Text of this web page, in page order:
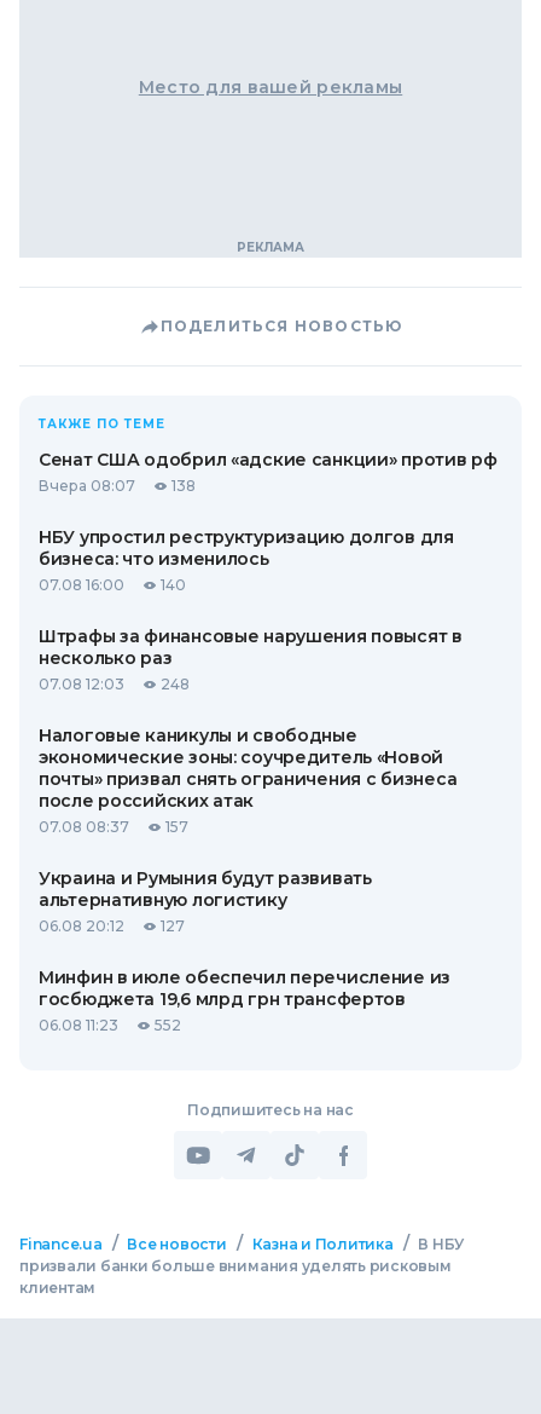
Место для вашей рекламы
ПОДЕЛИТЬСЯ НОВОСТЬЮ
ТАКЖЕ ПО ТЕМЕ
Сенат США одобрил «адские санкции» против рф
Вчера 08:07 138
НБУ упростил реструктуризацию долгов для
бизнеса: что изменилось
07.08 16:00 140
Штрафы за финансовые нарушения повысят в
несколько раз
07.08 12:03 248
Налоговые каникулы и свободные
экономические зоны: соучредитель «Новой
почты» призвал снять ограничения с бизнеса
после российских атак
07.08 08:37 157
Украина и Румыния будут развивать
альтернативную логистику
06.08 20:12 127
Минфин в июле обеспечил перечисление из
госбюджета 19,6 млрд грн трансфертов
06.08 11:23 552
Подпишитесь на нас
Finance.ua / Все новости / Казна и Политика / В НБУ
призвали банки больше внимания уделять рисковым
клиентам